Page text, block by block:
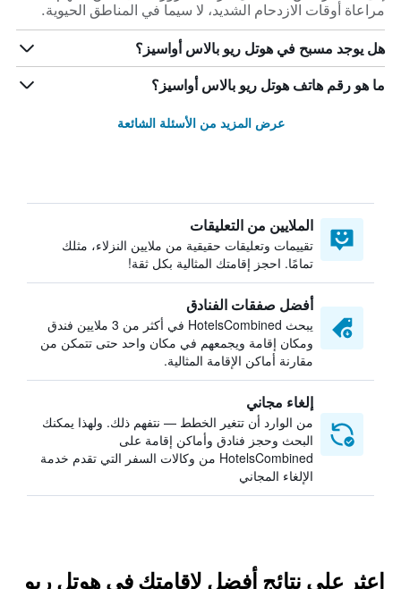
مراعاة أوقات الازدحام الشديد، لا سيما في المناطق الحيوية.
هل يوجد مسبح في هوتل ريو بالاس أواسيز؟
ما هو رقم هاتف هوتل ريو بالاس أواسيز؟
عرض المزيد من الأسئلة الشائعة
الملايين من التعليقات
تقييمات وتعليقات حقيقية من ملايين النزلاء، مثلك
تمامًا. احجز إقامتك المثالية بكل ثقة!
أفضل صفقات الفنادق
يبحث HotelsCombined في أكثر من 3 ملايين فندق
ومكان إقامة ويجمعهم في مكان واحد حتى تتمكن من
مقارنة أماكن الإقامة المثالية.
إلغاء مجاني
من الوارد أن تتغير الخطط — نتفهم ذلك. ولهذا يمكنك
البحث وحجز فنادق وأماكن إقامة على
HotelsCombined من وكالات السفر التي تقدم خدمة
الإلغاء المجاني
اعثر على نتائج أفضل لإقامتك في هوتل ريو